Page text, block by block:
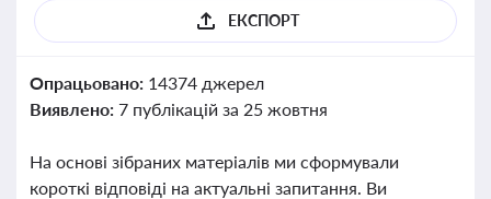
ЕКСПОРТ
Опрацьовано: 14374 джерел
Виявлено: 7 публікацій за 25 жовтня
На основі зібраних матеріалів ми сформували
короткі відповіді на актуальні запитання. Ви